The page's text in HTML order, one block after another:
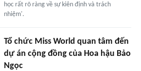
học rất rõ ràng về sự kiên định và trách
nhiệm'.
Tổ chức Miss World quan tâm đến
dự án cộng đồng của Hoa hậu Bảo
Ngọc